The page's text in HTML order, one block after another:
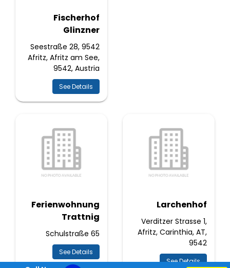
Fischerhof
Glinzner
Seestraße 28, 9542
Afritz, Afritz am See,
9542, Austria
See Details
Larchenhof
Verditzer Strasse 1,
Afritz, Carinthia, AT,
9542
See Details
Ferienwohnung
Trattnig
Schulstraße 65
See Details